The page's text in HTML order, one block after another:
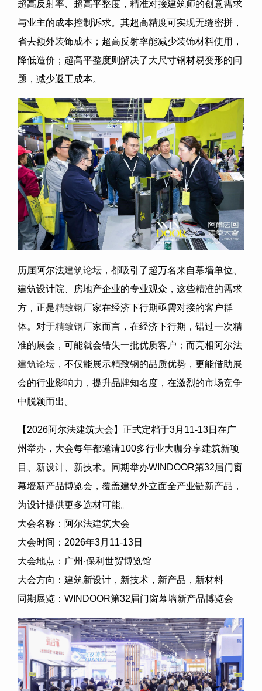
超高反射率、超高平整度，精准对接建筑师的创意需求
与业主的成本控制诉求。其超高精度可实现无缝密拼，
省去额外装饰成本；超高反射率能减少装饰材料使用，
降低造价；超高平整度则解决了大尺寸钢材易变形的问
题，减少返工成本。
历届阿尔法建筑论坛 ，都吸引了超万名来自幕墙单位、
建筑设计院、房地产企业的专业观众，这些精准的需求
方，正是精致钢厂家在经济下行期亟需对接的客户群
体。对于精致钢厂家而言，在经济下行期，错过一次精
准的展会，可能就会错失一批优质客户；而亮相阿尔法
建筑论坛 ，不仅能展示精致钢的品质优势，更能借助展
会的行业影响力，提升品牌知名度，在激烈的市场竞争
中脱颖而出。
【2026阿尔法建筑大会】正式定档于3月11-13日在广
州举办，大会每年都邀请100多行业大咖分享建筑新项
目、新设计、新技术。同期举办WINDOOR第32届门窗
幕墙新产品博览会，覆盖建筑外立面全产业链新产品，
为设计提供更多选材可能。
大会名称：阿尔法建筑大会
大会时间：2026年3月11-13日
大会地点：广州·保利世贸博览馆
大会方向：建筑新设计，新技术，新产品，新材料
同期展览：WINDOOR第32届门窗幕墙新产品博览会